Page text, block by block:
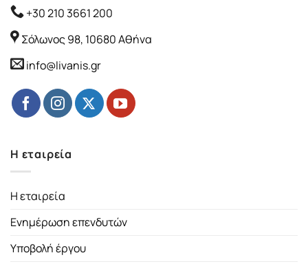
+30 210 3661 200
Σόλωνος 98, 10680 Αθήνα
info@livanis.gr
Η εταιρεία
Η εταιρεία
Ενημέρωση επενδυτών
Υποβολή έργου